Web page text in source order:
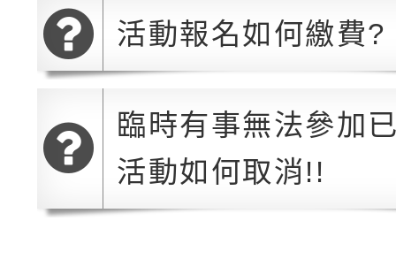
報，惠請貴機關(學校)
宣導。
學年度第1學期第7次代
結果(第10招)
【甄選結果(第2招)】
學年度第1學期第9次代
結果(第2招)
轉知：本市公務人員協
9月16日本府B2大禮堂
1次會員大會暨第7屆會
函轉運動部全民運動署
推動社區運動俱樂部營
活動報名如何繳費?
臨時有事無法參加
活動如何取消!!